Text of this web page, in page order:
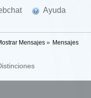
Ayuda
Mensajes» Mensajes